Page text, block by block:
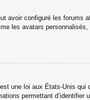
avoir configuré les forums
les avatars
une loi aux États-Unis qui
permettant